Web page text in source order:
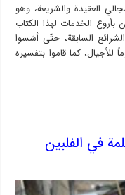
العقيدة والشريعة، وهو
بأروع الخدمات لهذا الكتاب
السابقة، حتّى أسّسوا
للأجيال، كما قاموا بتفسيره